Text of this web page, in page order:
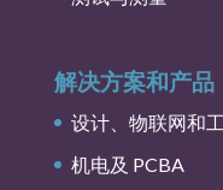
解决方案和产品
设计、物联网和
机电及 PCBA